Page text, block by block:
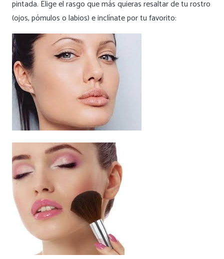
pintada. Elige el rasgo que más quieras resaltar de tu rostro
(ojos, pómulos o labios) e inclínate por tu favorito: